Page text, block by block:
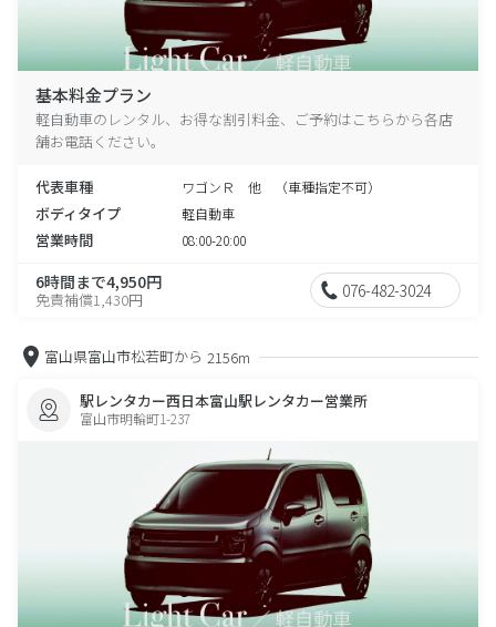
基本料金プラン
軽自動車のレンタル、お得な割引料金、ご予約はこちらから各店
舗お電話ください。
代表車種 ワゴンＲ 他 （車種指定不可）
ボディタイプ 軽自動車
営業時間 08:00-20:00
6時間まで4,950円
免責補償1,430円 076-482-3024
富山県富山市松若町から 2156m
駅レンタカー西日本富山駅レンタカー営業所
富山市明輪町1-237